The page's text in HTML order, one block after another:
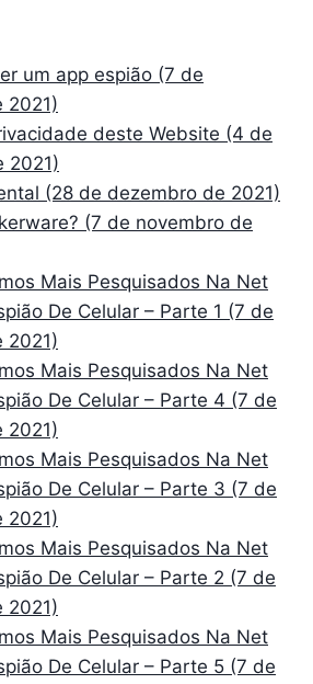
um app espião (7 de
2021)
deste Website (4 de
2021)
(28 de dezembro de 2021)
(7 de novembro de
Mais Pesquisados Na Net
De Celular – Parte 1 (7 de
2021)
Mais Pesquisados Na Net
De Celular – Parte 4 (7 de
2021)
Mais Pesquisados Na Net
De Celular – Parte 3 (7 de
2021)
Mais Pesquisados Na Net
De Celular – Parte 2 (7 de
2021)
Mais Pesquisados Na Net
De Celular – Parte 5 (7 de